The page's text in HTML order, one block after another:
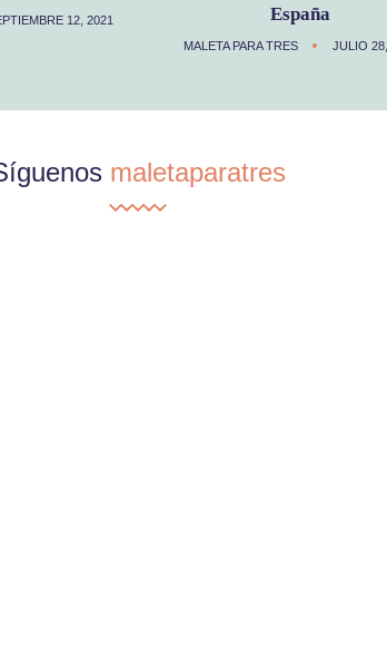
12, 2021
España
MALETA PARA TRES JULIO
maletaparatres